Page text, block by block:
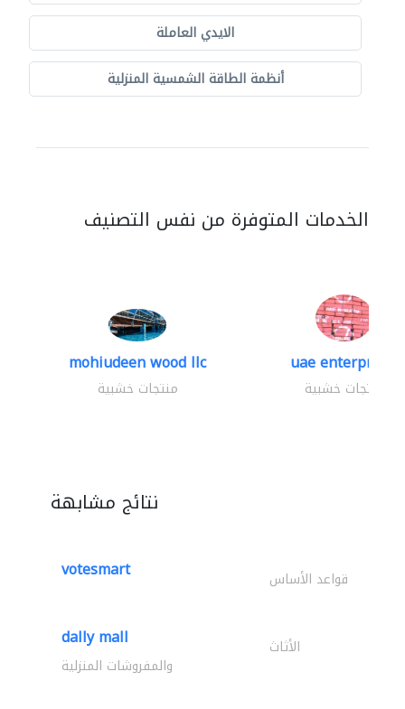
الايدي العاملة
أنظمة الطاقة الشمسية المنزلية
الخدمات المتوفرة من نفس التصنيف
mohiudeen wood llc
منتجات خشبية
uae enterprises
منتجات خشبية
نتائج مشابهة
votesmart قواعد الأساس
dally mall الأثاث
والمفروشات المنزلية